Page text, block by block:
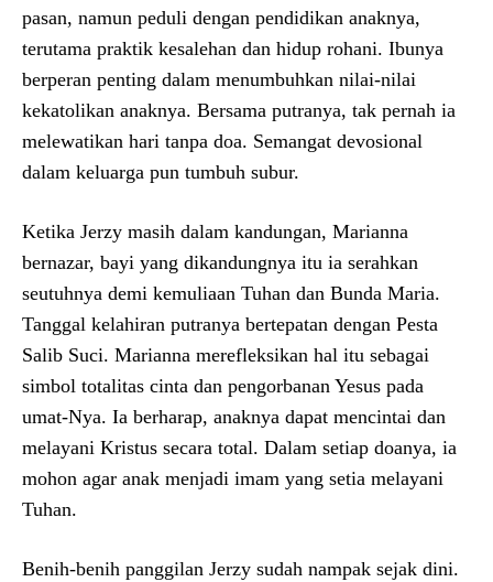
pasan, namun peduli dengan pendidikan anaknya,
terutama praktik kesalehan dan hidup rohani. Ibunya
berperan penting dalam menumbuhkan nilai-nilai
kekatolikan anaknya. Bersama putranya, tak pernah ia
melewatikan hari tanpa doa. Semangat devosional
dalam keluarga pun tumbuh subur.
Ketika Jerzy masih dalam kandungan, Marianna
bernazar, bayi yang dikandungnya itu ia serahkan
seutuhnya demi kemuliaan Tuhan dan Bunda Maria.
Tanggal kelahiran putranya bertepatan dengan Pesta
Salib Suci. Marianna merefleksikan hal itu sebagai
simbol totalitas cinta dan pengorbanan Yesus pada
umat-Nya. Ia berharap, anaknya dapat mencintai dan
melayani Kristus secara total. Dalam setiap doanya, ia
mohon agar anak menjadi imam yang setia melayani
Tuhan.
Benih-benih panggilan Jerzy sudah nampak sejak dini.